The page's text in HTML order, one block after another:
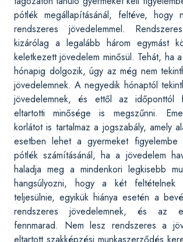
pótlék megállapításánál, feltéve, hogy
rendszeres jövedelemmel.
kizárólag a legalább három egymást
keletkezett jövedelem minősül. Tehát, ha
hónapig dolgozik, úgy az még nem
jövedelemnek. A negyedik hónaptól
jövedelemnek, és ettől az időponttól
eltartotti minősége is megszűnni.
korlátot is tartalmaz a jogszabály, amely
esetben lehet a gyermeket figyelembe
pótlék számításánál, ha a jövedelem
haladja meg a mindenkori legkisebb
hangsúlyozni, hogy a két feltételnek
teljesülnie, egyikük hiánya esetén a
rendszeres jövedelemnek, és az
fennmarad. Nem lesz rendszeres a